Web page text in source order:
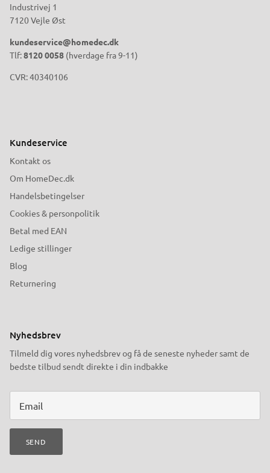
Industrivej 1
7120 Vejle Øst
kundeservice@homedec.dk
Tlf:8120 0058 (hverdage fra 9-11)
CVR: 40340106
Kundeservice
Kontakt os
Om HomeDec.dk
Handelsbetingelser
Cookies & personpolitik
Betal med EAN
Ledige stillinger
Blog
Returnering
Nyhedsbrev
Tilmeld dig vores nyhedsbrev og få de seneste nyheder samt de
bedste tilbud sendt direkte i din indbakke
SEND